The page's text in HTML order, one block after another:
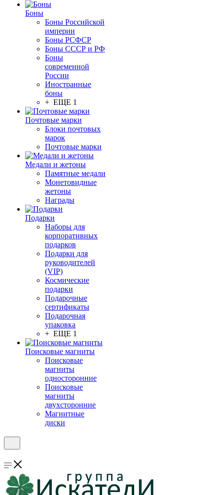
Боны
Боны Российской
империи
Боны РСФСР
Боны СССР и РФ
Боны
современной
России
Иностранные
боны
+ ЕЩЕ 1
Почтовые марки
Блоки почтовых
марок
Почтовые марки
Медали и жетоны
Памятные медали
Монетовидные
жетоны
Награды
Подарки
Наборы для
корпоративных
подарков
Подарки для
руководителей
(VIP)
Космические
подарки
Подарочные
сертификаты
Подарочная
упаковка
+ ЕЩЕ 1
Поисковые магниты
Поисковые
магниты
односторонние
Поисковые
магниты
двухсторонние
Магнитные
диски